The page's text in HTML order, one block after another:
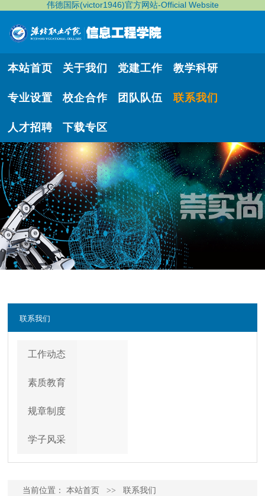
伟德国际(victor1946)官方网站-Official Website
本站首页 关于我们 党建工作 教学科研
专业设置 校企合作 团队队伍 联系我们
人才招聘 下载专区
联系我们
工作动态
素质教育
规章制度
学子风采
当前位置： 本站首页 >> 联系我们